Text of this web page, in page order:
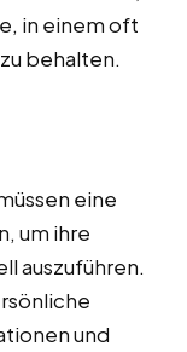
in einem oft
behalten.
eine
um ihre
auszuführen.
und